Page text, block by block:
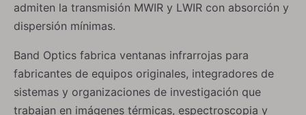
admiten la transmisión MWIR y LWIR con absorción y
dispersión mínimas.
Band Optics fabrica ventanas infrarrojas para
fabricantes de equipos originales, integradores de
sistemas y organizaciones de investigación que
trabajan en imágenes térmicas, espectroscopia y